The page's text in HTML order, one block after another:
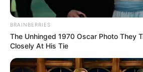
BRAINBERRIES
The Unhinged 1970 Oscar Photo They
Closely At His Tie